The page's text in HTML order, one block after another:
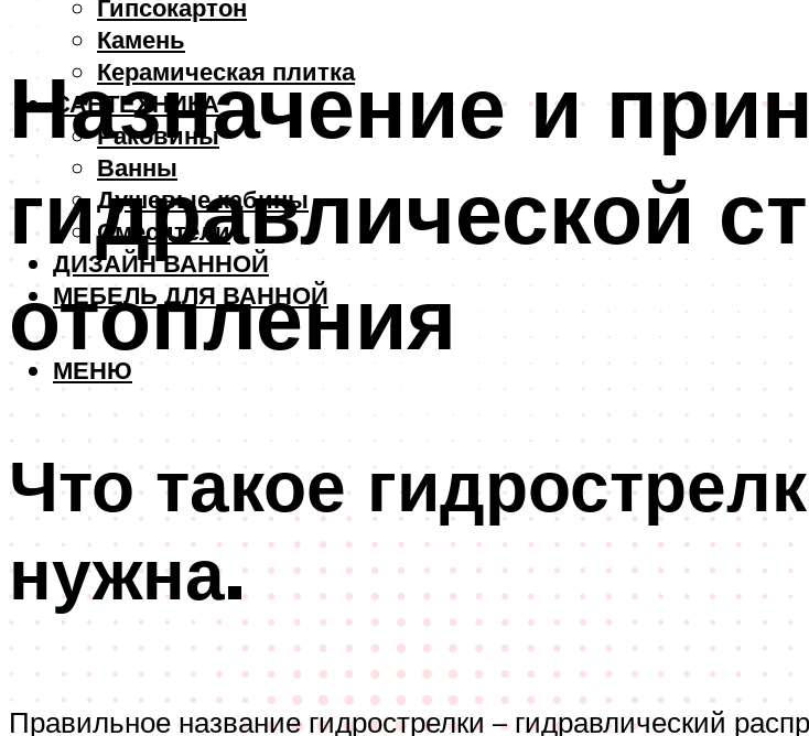
Гипсокартон
Камень
Керамическая плитка
САНТЕХНИКА
Раковины
Ванны
Душевые кабины
Смесители
ДИЗАЙН ВАННОЙ
МЕБЕЛЬ ДЛЯ ВАННОЙ
МЕНЮ
Назначение и
гидравлической
отопления
Что такое
нужна.
Правильное название гидрострелки – гидравлический